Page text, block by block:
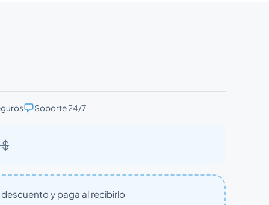
Soporte 24/7
y paga al recibirlo